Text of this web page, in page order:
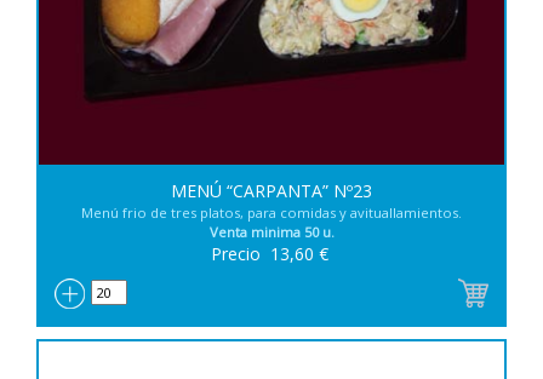
MENÚ “CARPANTA” Nº23
Menú frio de tres platos, para comidas y avituallamientos.
Venta minima 50 u.
Precio 13,60 €